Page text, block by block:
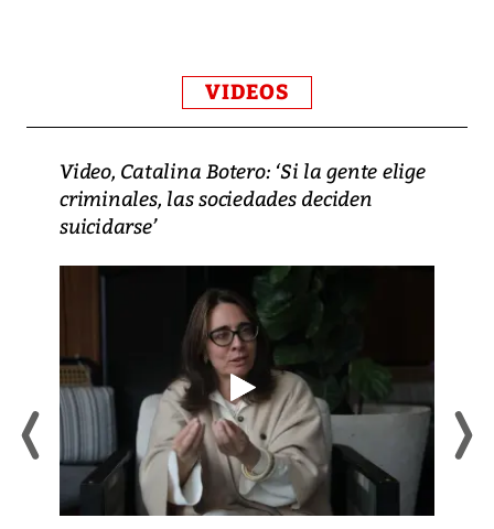
VIDEOS
Video, Catalina Botero: ‘Si la gente elige
criminales, las sociedades deciden
suicidarse’